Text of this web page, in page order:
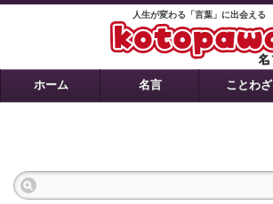
人生が変わる「言葉」に出会える
ホーム 名言 ことわざ